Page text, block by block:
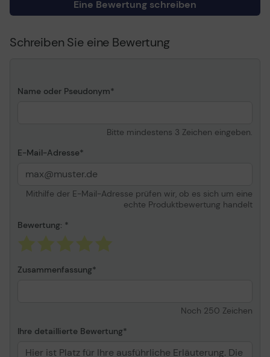
Rechte(r)
1 x 29-polig HDMI Typ B -
Details zu Service &
Informationen zur Kompatibilität
Entwickelt für
Eine Bewertung schreiben
Schreiben Sie eine Bewertung
Name oder Pseudonym
Bitte mindestens 3 Zeichen eingeben.
E-Mail-Adresse
Mithilfe der E-Mail-Adresse prüfen wir, ob es sich um eine
echte Produktbewertung handelt
Bewertung:
Zusammenfassung
Noch 250 Zeichen
Ihre detaillierte Bewertung